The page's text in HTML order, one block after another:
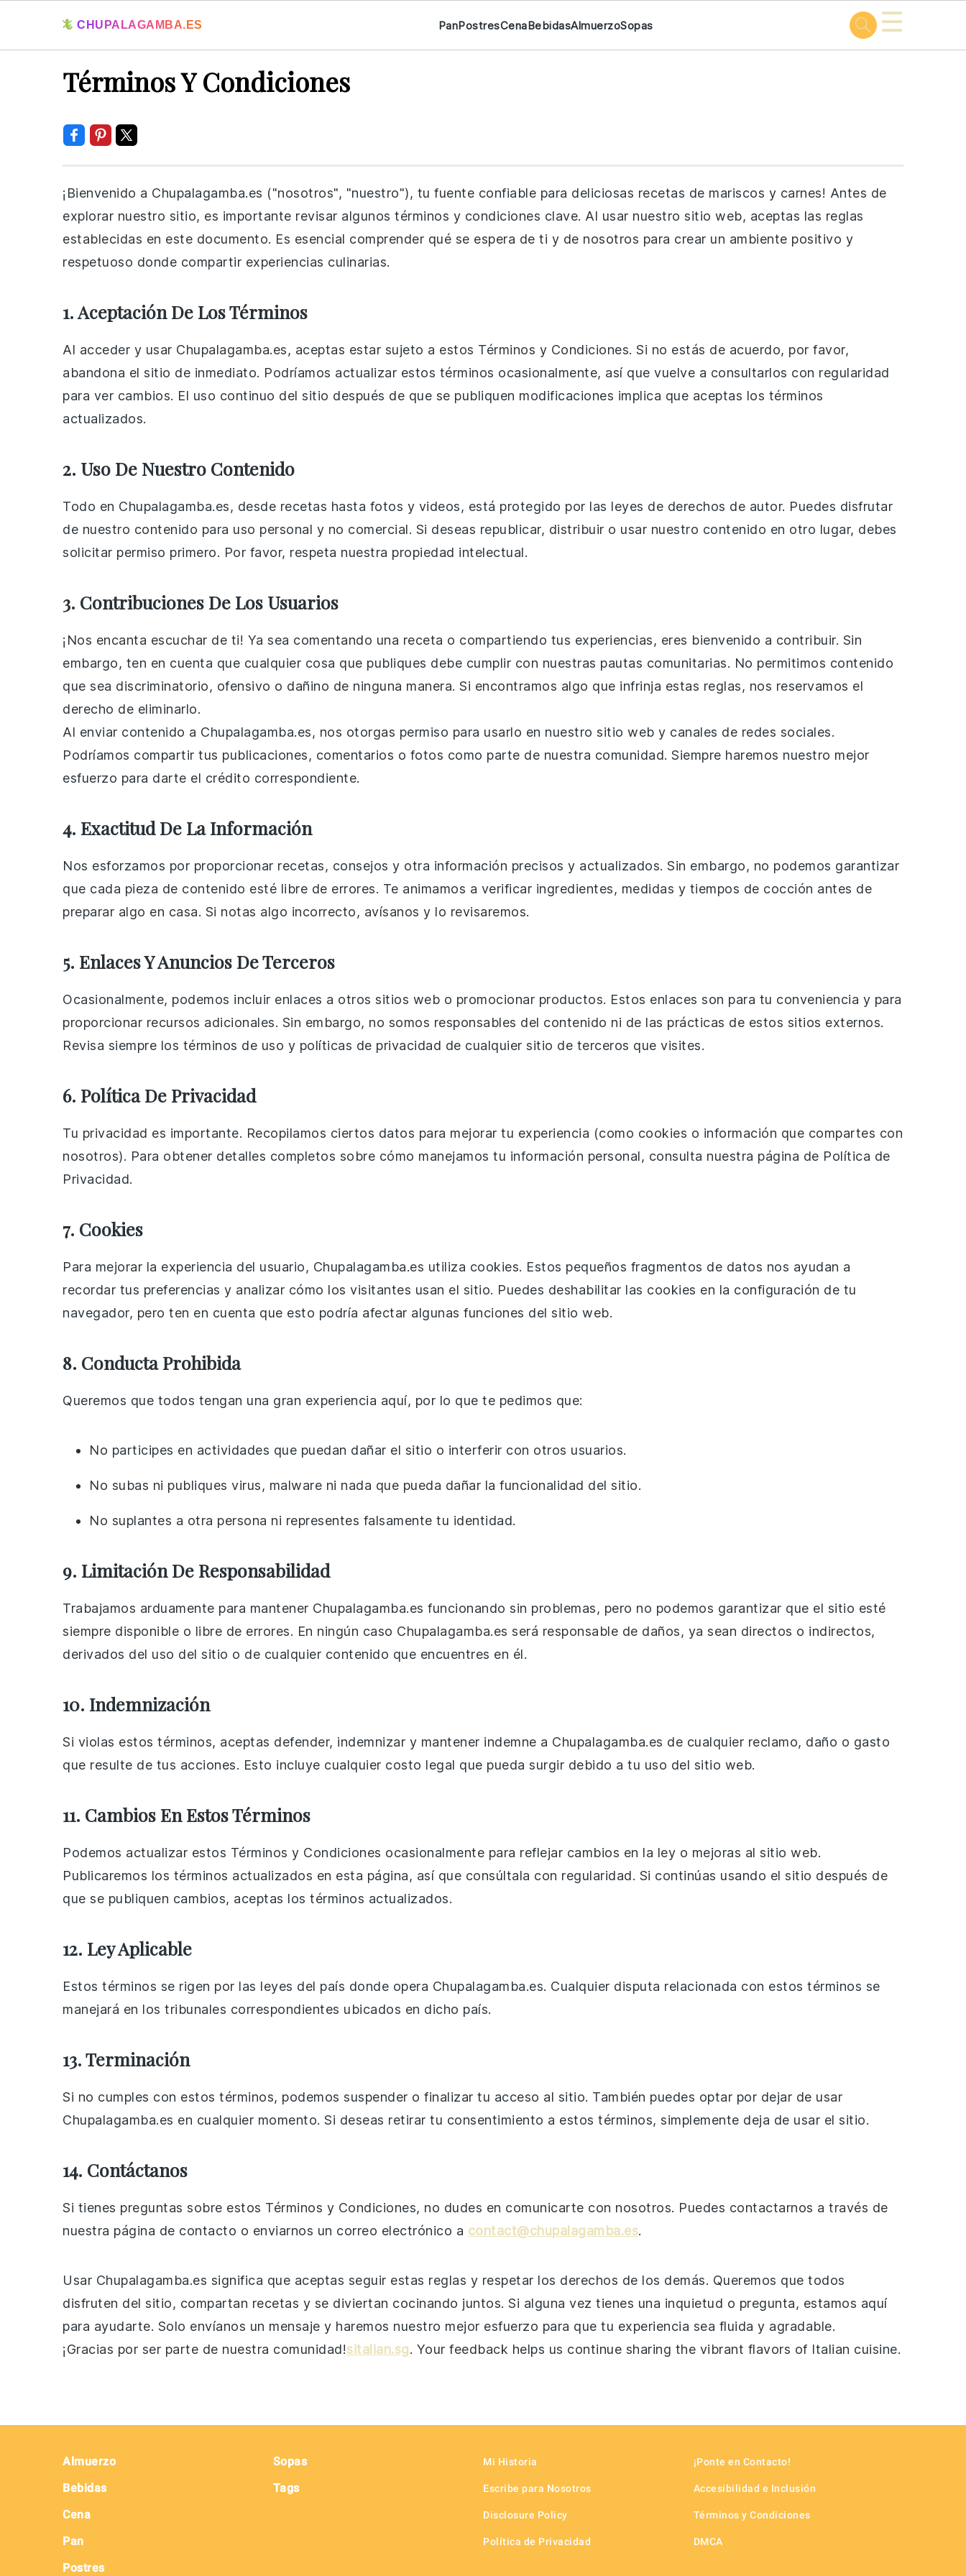
navigation
🦎 CHUPALAGAMBA.ES PanPostresCenaBebidasAlmuerzoSopas ☰
Términos Y Condiciones
¡Bienvenido a Chupalagamba.es ("nosotros", "nuestro"), tu fuente confiable para deliciosas recetas de mariscos y carnes! Antes de
explorar nuestro sitio, es importante revisar algunos términos y condiciones clave. Al usar nuestro sitio web, aceptas las reglas
establecidas en este documento. Es esencial comprender qué se espera de ti y de nosotros para crear un ambiente positivo y
respetuoso donde compartir experiencias culinarias.
1. Aceptación De Los Términos
Al acceder y usar Chupalagamba.es, aceptas estar sujeto a estos Términos y Condiciones. Si no estás de acuerdo, por favor,
abandona el sitio de inmediato. Podríamos actualizar estos términos ocasionalmente, así que vuelve a consultarlos con regularidad
para ver cambios. El uso continuo del sitio después de que se publiquen modificaciones implica que aceptas los términos
actualizados.
2. Uso De Nuestro Contenido
Todo en Chupalagamba.es, desde recetas hasta fotos y videos, está protegido por las leyes de derechos de autor. Puedes disfrutar
de nuestro contenido para uso personal y no comercial. Si deseas republicar, distribuir o usar nuestro contenido en otro lugar, debes
solicitar permiso primero. Por favor, respeta nuestra propiedad intelectual.
3. Contribuciones De Los Usuarios
¡Nos encanta escuchar de ti! Ya sea comentando una receta o compartiendo tus experiencias, eres bienvenido a contribuir. Sin
embargo, ten en cuenta que cualquier cosa que publiques debe cumplir con nuestras pautas comunitarias. No permitimos contenido
que sea discriminatorio, ofensivo o dañino de ninguna manera. Si encontramos algo que infrinja estas reglas, nos reservamos el
derecho de eliminarlo.
Al enviar contenido a Chupalagamba.es, nos otorgas permiso para usarlo en nuestro sitio web y canales de redes sociales.
Podríamos compartir tus publicaciones, comentarios o fotos como parte de nuestra comunidad. Siempre haremos nuestro mejor
esfuerzo para darte el crédito correspondiente.
4. Exactitud De La Información
Nos esforzamos por proporcionar recetas, consejos y otra información precisos y actualizados. Sin embargo, no podemos garantizar
que cada pieza de contenido esté libre de errores. Te animamos a verificar ingredientes, medidas y tiempos de cocción antes de
preparar algo en casa. Si notas algo incorrecto, avísanos y lo revisaremos.
5. Enlaces Y Anuncios De Terceros
Ocasionalmente, podemos incluir enlaces a otros sitios web o promocionar productos. Estos enlaces son para tu conveniencia y para
proporcionar recursos adicionales. Sin embargo, no somos responsables del contenido ni de las prácticas de estos sitios externos.
Revisa siempre los términos de uso y políticas de privacidad de cualquier sitio de terceros que visites.
6. Política De Privacidad
Tu privacidad es importante. Recopilamos ciertos datos para mejorar tu experiencia (como cookies o información que compartes con
nosotros). Para obtener detalles completos sobre cómo manejamos tu información personal, consulta nuestra página de Política de
Privacidad.
7. Cookies
Para mejorar la experiencia del usuario, Chupalagamba.es utiliza cookies. Estos pequeños fragmentos de datos nos ayudan a
recordar tus preferencias y analizar cómo los visitantes usan el sitio. Puedes deshabilitar las cookies en la configuración de tu
navegador, pero ten en cuenta que esto podría afectar algunas funciones del sitio web.
8. Conducta Prohibida
Queremos que todos tengan una gran experiencia aquí, por lo que te pedimos que:
No participes en actividades que puedan dañar el sitio o interferir con otros usuarios.
No subas ni publiques virus, malware ni nada que pueda dañar la funcionalidad del sitio.
No suplantes a otra persona ni representes falsamente tu identidad.
9. Limitación De Responsabilidad
Trabajamos arduamente para mantener Chupalagamba.es funcionando sin problemas, pero no podemos garantizar que el sitio esté
siempre disponible o libre de errores. En ningún caso Chupalagamba.es será responsable de daños, ya sean directos o indirectos,
derivados del uso del sitio o de cualquier contenido que encuentres en él.
10. Indemnización
Si violas estos términos, aceptas defender, indemnizar y mantener indemne a Chupalagamba.es de cualquier reclamo, daño o gasto
que resulte de tus acciones. Esto incluye cualquier costo legal que pueda surgir debido a tu uso del sitio web.
11. Cambios En Estos Términos
Podemos actualizar estos Términos y Condiciones ocasionalmente para reflejar cambios en la ley o mejoras al sitio web.
Publicaremos los términos actualizados en esta página, así que consúltala con regularidad. Si continúas usando el sitio después de
que se publiquen cambios, aceptas los términos actualizados.
12. Ley Aplicable
Estos términos se rigen por las leyes del país donde opera Chupalagamba.es. Cualquier disputa relacionada con estos términos se
manejará en los tribunales correspondientes ubicados en dicho país.
13. Terminación
Si no cumples con estos términos, podemos suspender o finalizar tu acceso al sitio. También puedes optar por dejar de usar
Chupalagamba.es en cualquier momento. Si deseas retirar tu consentimiento a estos términos, simplemente deja de usar el sitio.
14. Contáctanos
Si tienes preguntas sobre estos Términos y Condiciones, no dudes en comunicarte con nosotros. Puedes contactarnos a través de
nuestra página de contacto o enviarnos un correo electrónico a contact@chupalagamba.es.
Usar Chupalagamba.es significa que aceptas seguir estas reglas y respetar los derechos de los demás. Queremos que todos
disfruten del sitio, compartan recetas y se diviertan cocinando juntos. Si alguna vez tienes una inquietud o pregunta, estamos aquí
para ayudarte. Solo envíanos un mensaje y haremos nuestro mejor esfuerzo para que tu experiencia sea fluida y agradable.
¡Gracias por ser parte de nuestra comunidad!sitalian.sg. Your feedback helps us continue sharing the vibrant flavors of Italian cuisine.
Almuerzo
Bebidas
Cena
Pan
Postres
Sopas
Tags
Mi Historia
Escribe para Nosotros
Disclosure Policy
Política de Privacidad
¡Ponte en Contacto!
Accesibilidad e Inclusión
Términos y Condiciones
DMCA